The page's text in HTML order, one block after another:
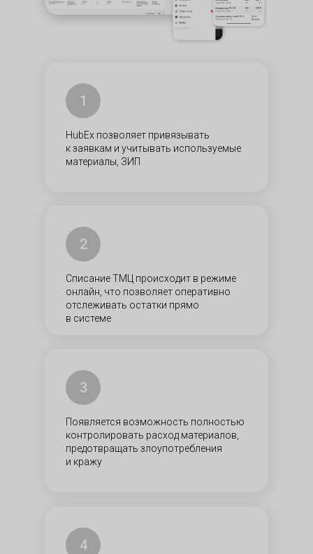
HubEx позволяет привязывать
к заявкам и учитывать используемые
материалы, ЗИП
Списание ТМЦ происходит в режиме
онлайн, что позволяет оперативно
отслеживать остатки прямо
в системе
Появляется возможность полностью
контролировать расход материалов,
предотвращать злоупотребления
и кражу
1
2
3
4